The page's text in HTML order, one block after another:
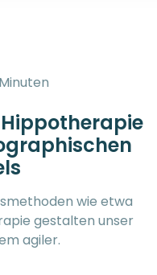
wie etwa
gestalten unser
agiler.